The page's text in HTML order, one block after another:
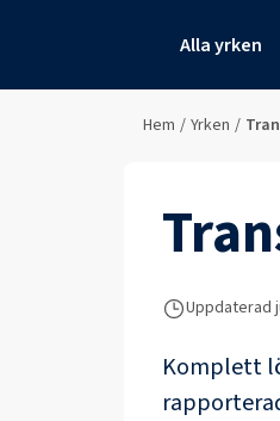
Alla yrken
Hem / Yrken /
Uppdaterad
Komplett